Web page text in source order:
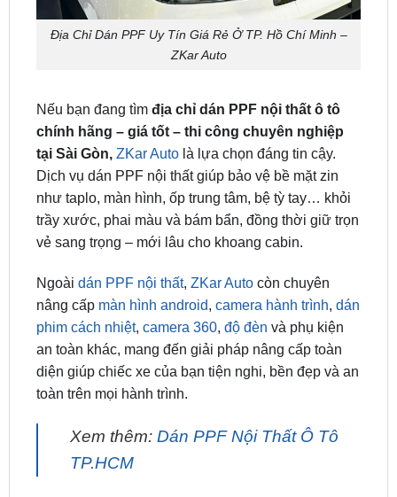
ZKar Auto
địa chỉ dán PPF nội thất ô tô
tại Sài Gòn, ZKar Autolà lựa chọn đáng tin cậy.
Dịch vụ dán PPF nội thất giúp bảo vệ bề mặt zin
như taplo, màn hình, ốp trung tâm, bệ tỳ tay… khỏi
trầy xước, phai màu và bám bẩn, đồng thời giữ trọn
vẻ sang trọng – mới lâu cho khoang cabin.
Ngoàidán PPF nội thất,ZKar Autocòn chuyên
phim cách nhiệt ,camera 360, độ đènvà phụ kiện
an toàn khác, mang đến giải pháp nâng cấp toàn
diện giúp chiếc xe của bạn tiện nghi, bền đẹp và an
toàn trên mọi hành trình.
Xem thêm: Dán PPF Nội Thất Ô Tô
Lắp đặt phủ ppf tận nơi tại TPHCM